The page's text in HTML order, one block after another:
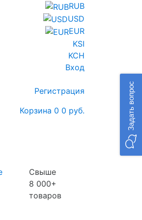
RUB
USD
EUR
KSI
KCH
Вход
Регистрация
Корзина 0 0 руб.
Свыше
8 000+
товаров
Задать вопрос